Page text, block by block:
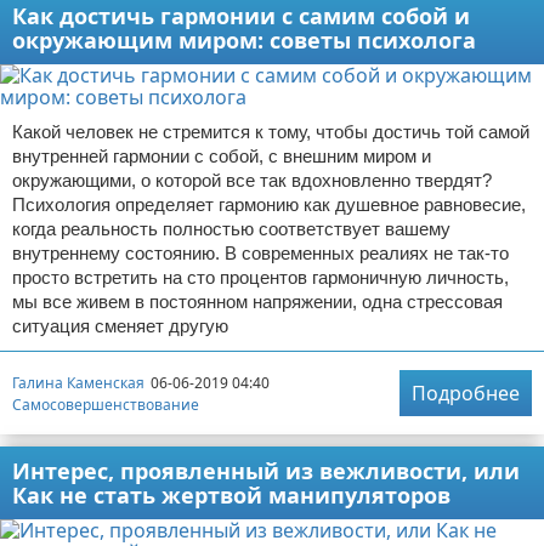
Как достичь гармонии с самим собой и
окружающим миром: советы психолога
Какой человек не стремится к тому, чтобы достичь той самой
внутренней гармонии с собой, с внешним миром и
окружающими, о которой все так вдохновленно твердят?
Психология определяет гармонию как душевное равновесие,
когда реальность полностью соответствует вашему
внутреннему состоянию. В современных реалиях не так-то
просто встретить на сто процентов гармоничную личность,
мы все живем в постоянном напряжении, одна стрессовая
ситуация сменяет другую
Галина Каменская 06-06-2019 04:40
Самосовершенствование
Подробнее
Интерес, проявленный из вежливости, или
Как не стать жертвой манипуляторов